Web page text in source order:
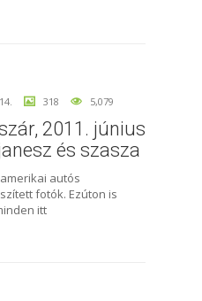
318 5,079
2011. június
és szasza
autós
fotók. Ezúton is
itt